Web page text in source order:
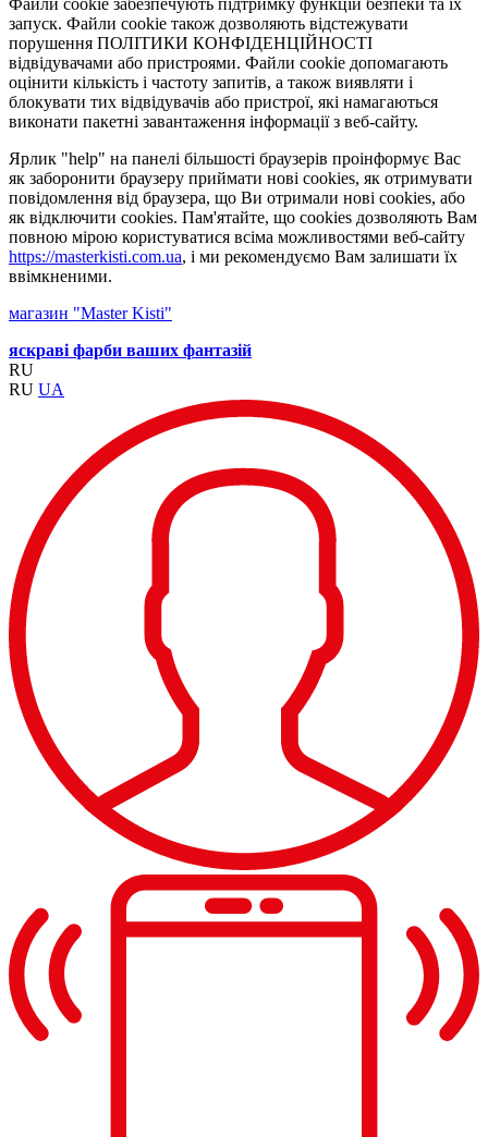
Файли cookie забезпечують підтримку функцій безпеки та їх
запуск. Файли cookie також дозволяють відстежувати
порушення ПОЛІТИКИ КОНФІДЕНЦІЙНОСТІ
відвідувачами або пристроями. Файли cookie допомагають
оцінити кількість і частоту запитів, а також виявляти і
блокувати тих відвідувачів або пристрої, які намагаються
виконати пакетні завантаження інформації з веб-сайту.
Ярлик "help" на панелі більшості браузерів проінформує Вас
як заборонити браузеру приймати нові cookies, як отримувати
повідомлення від браузера, що Ви отримали нові cookies, або
як відключити cookies. Пам'ятайте, що cookies дозволяють Вам
повною мірою користуватися всіма можливостями веб-сайту
https://masterkisti.com.ua, і ми рекомендуємо Вам залишати їх
ввімкненими.
магазин "Master Kisti"
яскраві фарби ваших фантазій
RU
RU UA